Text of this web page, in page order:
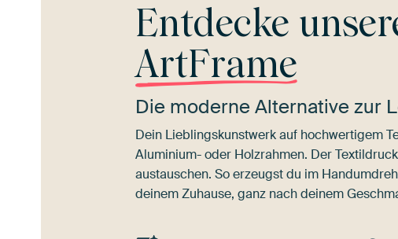
Entdecke
ArtFrame
Die moderne Alternative zur
Dein Lieblingskunstwerk auf hochwertigem
Aluminium- oder Holzrahmen. Der
austauschen. So erzeugst du im
deinem Zuhause, ganz nach deinem